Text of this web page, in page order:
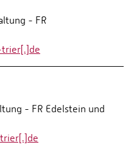
- FR
- FR Edelstein und